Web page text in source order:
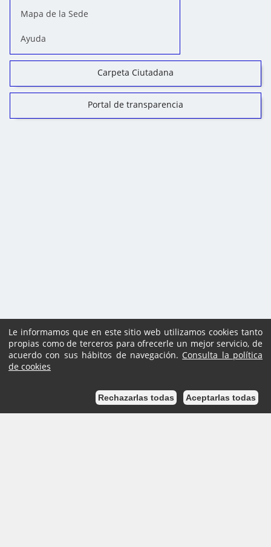
Mapa de la Sede
Ayuda
Carpeta Ciutadana
Portal de transparencia
Pl. Ajuntament, sn.
Tel. 938 11 76 00 /
¿Podemos ayudarte?
Le informamos que en este sitio web utilizamos cookies tanto
propias como de terceros para ofrecerle un mejor servicio, de
acuerdo con sus hábitos de navegación. Consulta la política
de cookies
Rechazarlas todas Aceptarlas todas